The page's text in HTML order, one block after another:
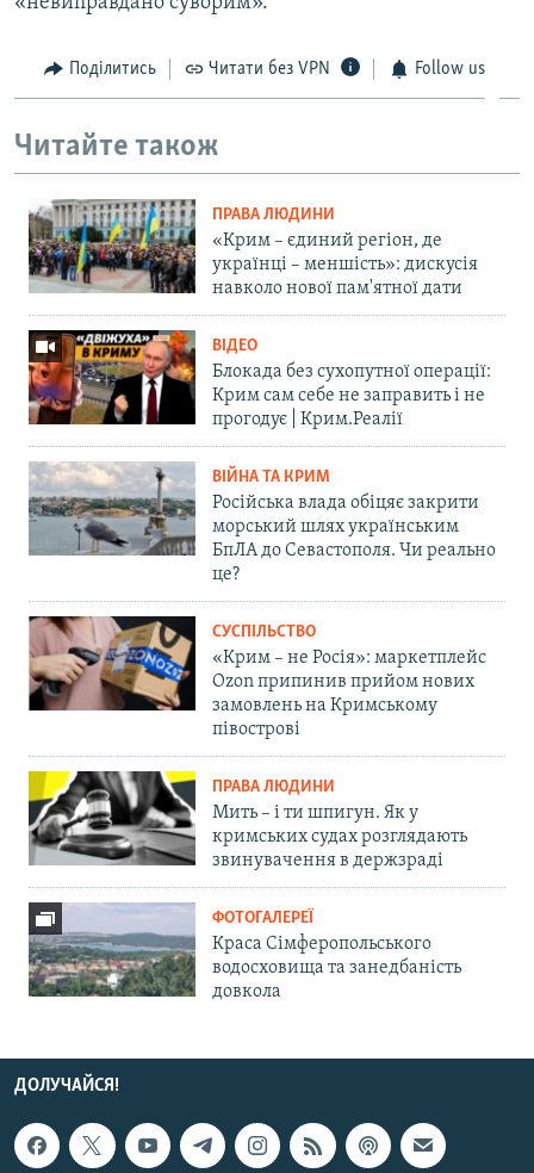
Поділитись Читати без VPN Follow us
Читайте також
ПРАВА ЛЮДИНИ
«Крим – єдиний регіон, де
українці – меншість»: дискусія
навколо нової пам'ятної дати
ВІДЕО
Блокада без сухопутної операції:
Крим сам себе не заправить і не
прогодує | Крим.Реалії
ВІЙНА ТА КРИМ
Російська влада обіцяє закрити
морський шлях українським
БпЛА до Севастополя. Чи реально
це?
СУСПІЛЬСТВО
«Крим – не Росія»: маркетплейс
Ozon припинив прийом нових
замовлень на Кримському
півострові
ПРАВА ЛЮДИНИ
Мить – і ти шпигун. Як у
кримських судах розглядають
звинувачення в держзраді
ФОТОГАЛЕРЕЇ
Краса Сімферопольського
водосховища та занедбаність
довкола
ДОЛУЧАЙСЯ!